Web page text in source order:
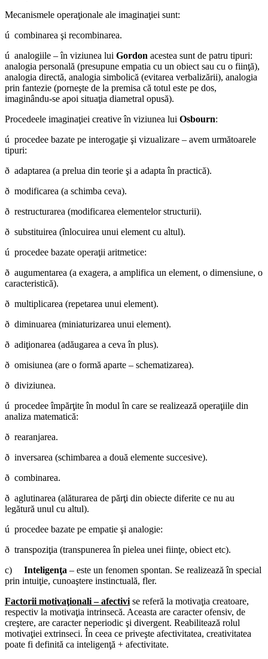
Mecanismele operaţionale ale imaginaţiei sunt:
ú combinarea şi recombinarea.
ú analogiile – în viziunea lui Gordon acestea sunt de patru tipuri:
analogia personală (presupune empatia cu un obiect sau cu o fiinţă),
analogia directă, analogia simbolică (evitarea verbalizării), analogia
prin fantezie (porneşte de la premisa că totul este pe dos,
imaginându-se apoi situaţia diametral opusă).
Procedeele imaginaţiei creative în viziunea lui Osbourn:
ú procedee bazate pe interogaţie şi vizualizare – avem următoarele
tipuri:
ð adaptarea (a prelua din teorie şi a adapta în practică).
ð modificarea (a schimba ceva).
ð restructurarea (modificarea elementelor structurii).
ð substituirea (înlocuirea unui element cu altul).
ú procedee bazate operaţii aritmetice:
ð augumentarea (a exagera, a amplifica un element, o dimensiune, o
caracteristică).
ð multiplicarea (repetarea unui element).
ð diminuarea (miniaturizarea unui element).
ð adiţionarea (adăugarea a ceva în plus).
ð omisiunea (are o formă aparte – schematizarea).
ð diviziunea.
ú procedee împărţite în modul în care se realizează operaţiile din
analiza matematică:
ð rearanjarea.
ð inversarea (schimbarea a două elemente succesive).
ð combinarea.
ð aglutinarea (alăturarea de părţi din obiecte diferite ce nu au
legătură unul cu altul).
ú procedee bazate pe empatie şi analogie:
ð transpoziţia (transpunerea în pielea unei fiinţe, obiect etc).
c) Inteligenţa – este un fenomen spontan. Se realizează în special
prin intuiţie, cunoaştere instinctuală, fler.
Factorii motivaţionali – afectivi se referă la motivaţia creatoare,
respectiv la motivaţia intrinsecă. Aceasta are caracter ofensiv, de
creştere, are caracter neperiodic şi divergent. Reabilitează rolul
motivaţiei extrinseci. În ceea ce priveşte afectivitatea, creativitatea
poate fi definită ca inteligenţă + afectivitate.